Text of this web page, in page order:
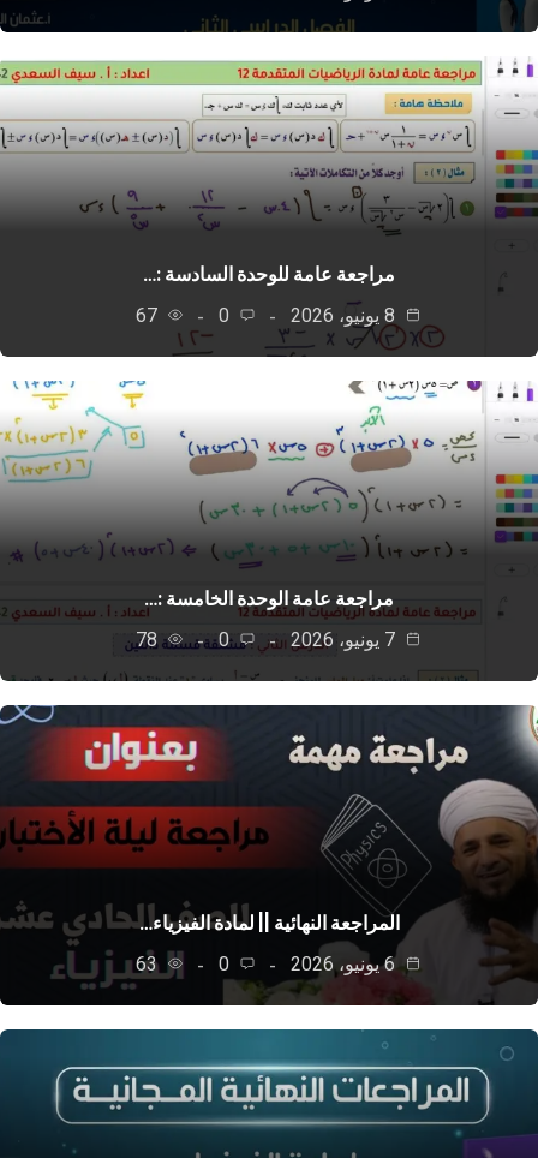
مراجعة عامة للوحدة السادسة :…
0
67
مراجعة عامة الوحدة الخامسة :…
0
78
المراجعة النهائية || لمادة الفيزياء…
0
63